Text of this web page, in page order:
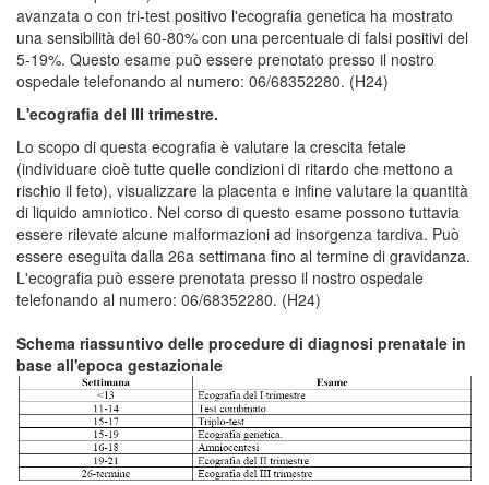
avanzata o con tri-test positivo l'ecografia genetica ha mostrato
una sensibilità del 60-80% con una percentuale di falsi positivi del
5-19%. Questo esame può essere prenotato presso il nostro
ospedale telefonando al numero: 06/68352280. (H24)
L'ecografia del III trimestre.
Lo scopo di questa ecografia è valutare la crescita fetale
(individuare cioè tutte quelle condizioni di ritardo che mettono a
rischio il feto), visualizzare la placenta e infine valutare la quantità
di liquido amniotico. Nel corso di questo esame possono tuttavia
essere rilevate alcune malformazioni ad insorgenza tardiva. Può
essere eseguita dalla 26a settimana fino al termine di gravidanza.
L'ecografia può essere prenotata presso il nostro ospedale
telefonando al numero: 06/68352280. (H24)
Schema riassuntivo delle procedure di diagnosi prenatale in
base all'epoca gestazionale